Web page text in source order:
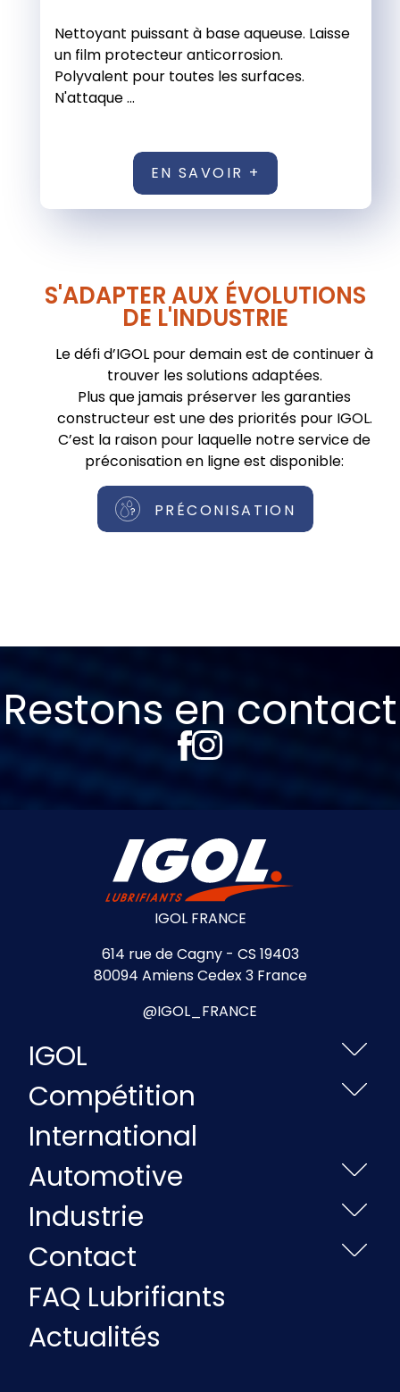
Nettoyant puissant à base aqueuse. Laisse
un film protecteur anticorrosion.
Polyvalent pour toutes les surfaces.
N'attaque ...
EN SAVOIR +
S'ADAPTER AUX ÉVOLUTIONS
DE L'INDUSTRIE
Le défi d’IGOL pour demain est de continuer à
trouver les solutions adaptées.
Plus que jamais préserver les garanties
constructeur est une des priorités pour IGOL.
C’est la raison pour laquelle notre service de
préconisation en ligne est disponible:
PRÉCONISATION
Restons en contact
IGOL FRANCE
614 rue de Cagny - CS 19403
80094 Amiens Cedex 3 France
@IGOL_FRANCE
IGOL
Compétition
International
Automotive
Industrie
Contact
FAQ Lubrifiants
Actualités